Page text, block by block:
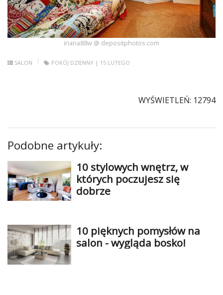
iriana88w @ depositphotos.com
SALON POKÓJ DZIENNY | 15 LUTEGO
WYŚWIETLEŃ: 12794
Podobne artykuły:
10 stylowych wnętrz, w
których poczujesz się
dobrze
10 pięknych pomysłów na
salon - wygląda bosko!